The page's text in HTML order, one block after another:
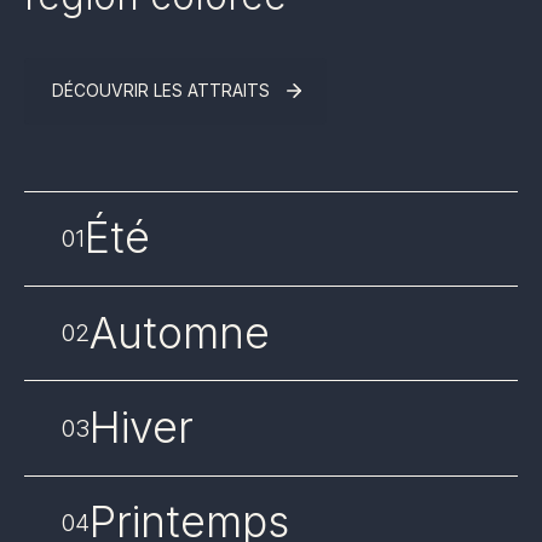
DÉCOUVRIR LES ATTRAITS
01 Été
02Automne
03Hiver
04Printemps